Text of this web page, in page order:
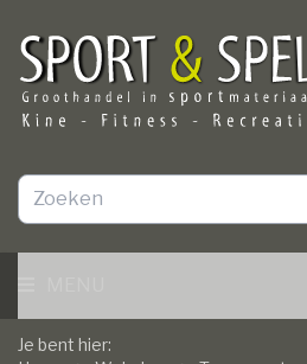
Je bent hier: